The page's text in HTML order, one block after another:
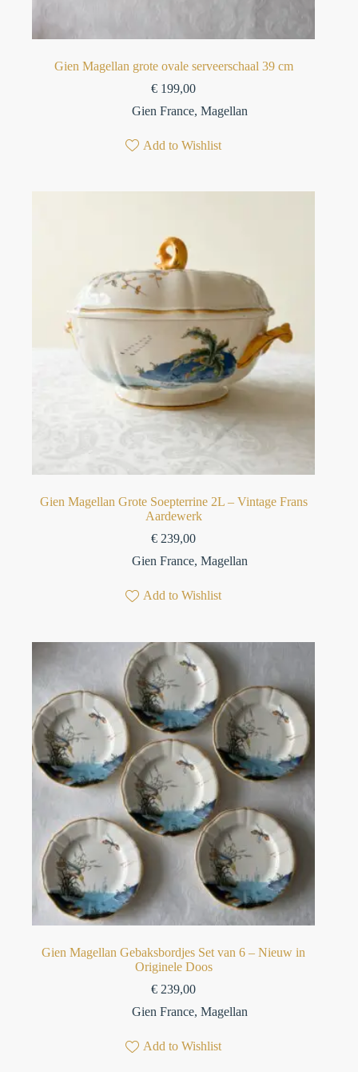
Gien Magellan grote ovale serveerschaal 39 cm
€ 199,00
Gien France, Magellan
Add to Wishlist
Gien Magellan Grote Soepterrine 2L – Vintage Frans
Aardewerk
€ 239,00
Gien France, Magellan
Add to Wishlist
Gien Magellan Gebaksbordjes Set van 6 – Nieuw in
Originele Doos
€ 239,00
Gien France, Magellan
Add to Wishlist